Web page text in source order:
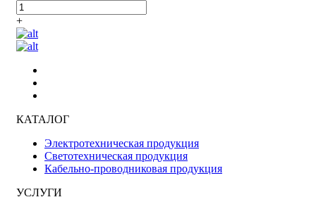
+
КАТАЛОГ
Электротехническая продукция
Светотехническая продукция
Кабельно-проводниковая продукция
УСЛУГИ